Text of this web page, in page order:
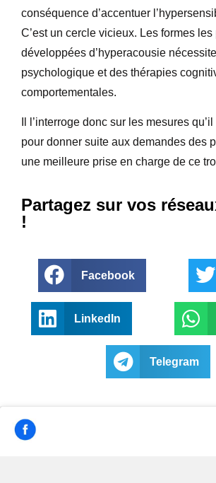
conséquence d’accentuer
C’est un cercle vicieux. Les formes les
développées d’hyperacousie
psychologique et des thérapies
comportementales.
Il l’interroge donc sur les mesures
pour donner suite aux demandes des
une meilleure prise en charge de ce
Partagez sur vos
!
Facebook
LinkedIn
Telegram